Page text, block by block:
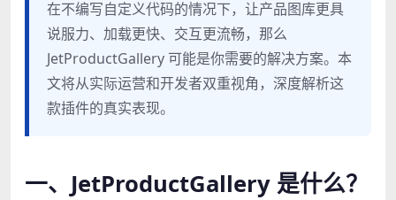
在不编写自定义代码的情况下，让产品图库更具
说服力、加载更快、交互更流畅，那么
JetProductGallery 可能是你需要的解决方案。本
文将从实际运营和开发者双重视角，深度解析这
款插件的真实表现。
一、JetProductGallery 是什么？